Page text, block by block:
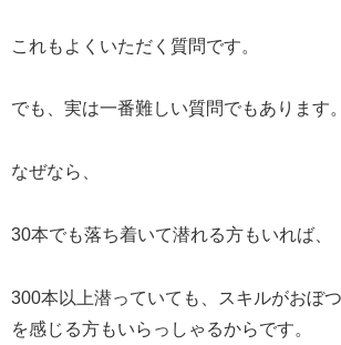
これもよくいただく質問です。
でも、実は一番難しい質問でもあります。
なぜなら、
30本でも落ち着いて潜れる方もいれば、
300本以上潜っていても、スキルがおぼ
を感じる方もいらっしゃるからです。